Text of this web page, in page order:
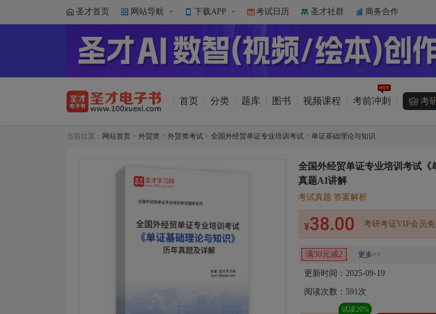
圣才首页 网站导航 下载APP 考试日历 圣才社群 商务合作
首页 分类 题库 图书 视频课程 考前冲刺 考
当前位置： 网站首页 > 外贸类 > 外贸类考试 > 全国外经贸单证专业培训考试 > 单证基础理论与知识
全国外经贸单证专业培训考试《
真题AI讲解
考试真题 答案解析
¥38.00 考研考证VIP会员免
满30元减2 更多>>
更新时间：2025-09-19
阅读次数： 591次
试读20%